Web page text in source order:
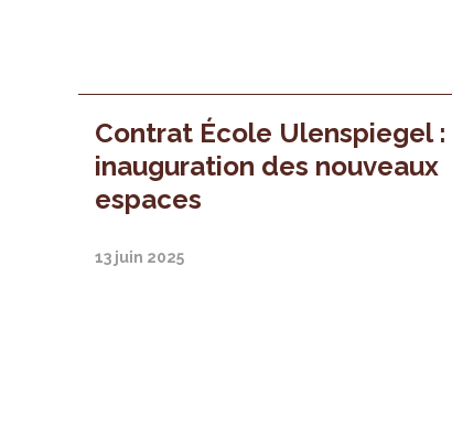
Contrat École Ulenspiegel :
inauguration des nouveaux
espaces
13 juin 2025